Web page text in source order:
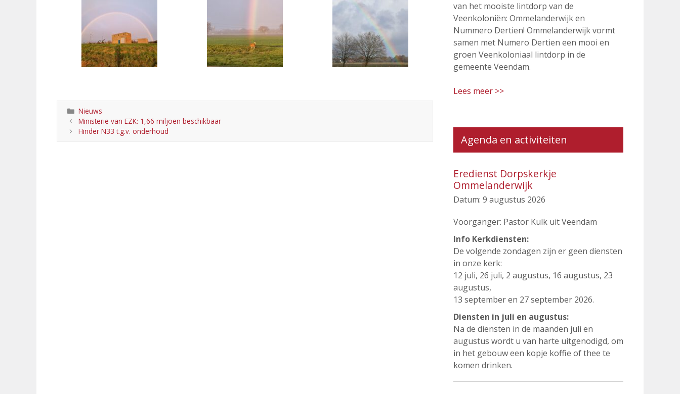
Categorieën
Nieuws
Ministerie van EZK: 1,66 miljoen beschikbaar
Hinder N33 t.g.v. onderhoud
van het mooiste lintdorp van de
Veenkoloniën: Ommelanderwijk en
Nummero Dertien! Ommelanderwijk vormt
samen met Numero Dertien een mooi en
groen Veenkoloniaal lintdorp in de
gemeente Veendam.
Lees meer >>
Agenda en activiteiten
Eredienst Dorpskerkje
Ommelanderwijk
Datum: 9 augustus 2026
Voorganger: Pastor Kulk uit Veendam
Info Kerkdiensten:
De volgende zondagen zijn er geen diensten
in onze kerk:
12 juli, 26 juli, 2 augustus, 16 augustus, 23
augustus,
13 september en 27 september 2026.
Diensten in juli en augustus:
Na de diensten in de maanden juli en
augustus wordt u van harte uitgenodigd, om
in het gebouw een kopje koffie of thee te
komen drinken.